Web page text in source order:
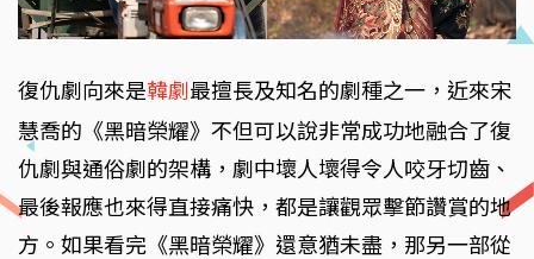
復仇劇向來是韓劇最擅長及知名的劇種之一，近來宋
慧喬的《黑暗榮耀》不但可以說非常成功地融合了復
仇劇與通俗劇的架構，劇中壞人壞得令人咬牙切齒、
最後報應也來得直接痛快，都是讓觀眾擊節讚賞的地
方。如果看完《黑暗榮耀》還意猶未盡，那另一部從